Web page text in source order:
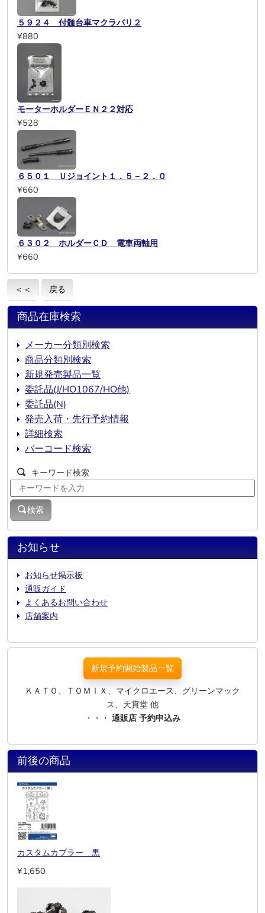
５９２４ 付髄台車マクラバリ２
¥880
モーターホルダーＥＮ２２対応
¥528
６５０１ Ｕジョイント１．５－２．０
¥660
６３０２ ホルダーＣＤ 電車両軸用
¥660
＜＜ 戻る
お知らせ
お知らせ掲示板
通販ガイド
よくあるお問い合わせ
店舗案内
商品在庫検索
メーカー分類別検索
商品分類別検索
新規発売製品一覧
委託品(J/HO1067/HO他)
委託品(N)
発売入荷・先行予約情報
詳細検索
バーコード検索
キーワード検索
検索
新規予約開始製品一覧
ＫＡＴＯ、ＴＯＭＩＸ、マイクロエース、グリーンマック
ス、天賞堂 他
・・・ 通販店 予約申込み
前後の商品
カスタムカプラー 黒
¥1,650